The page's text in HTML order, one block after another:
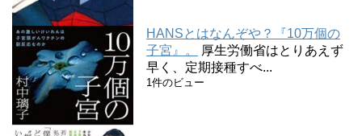
HANSとはなんぞや？『10万個の
子宮』。
厚生労働省はとりあえず
早く、定期接種すべ...
1件のビュー